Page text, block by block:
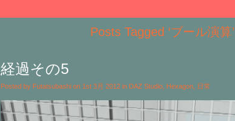
Posts Tagged ‘ブール演算’
経過その5
Posted by Futatsubashi on 1st 3月 2012 in DAZ Studio Hexagon 日常